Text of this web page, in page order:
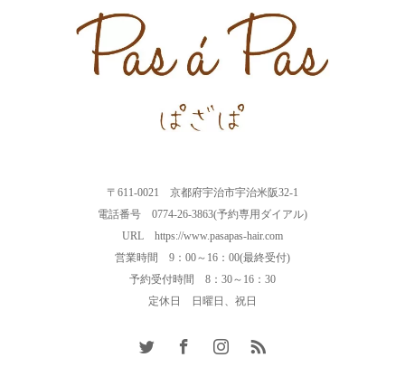
〒611-0021 京都府宇治市宇治米阪32-1
電話番号 0774-26-3863(予約専用ダイアル)
URL https://www.pasapas-hair.com
営業時間 9：00～16：00(最終受付)
予約受付時間 8：30～16：30
定休日 日曜日、祝日